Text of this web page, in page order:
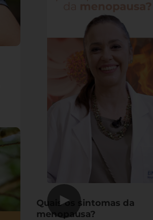
▶
Quais os sintomas da
menopausa?